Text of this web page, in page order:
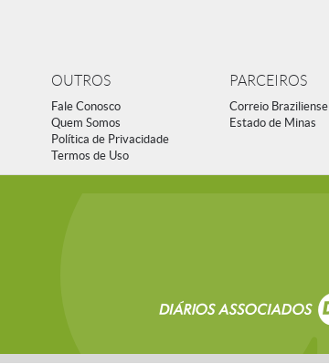
OUTROS
Fale Conosco
Quem Somos
Política de Privacidade
Termos de Uso
PARCEIROS
Correio Braziliense
Estado de Minas